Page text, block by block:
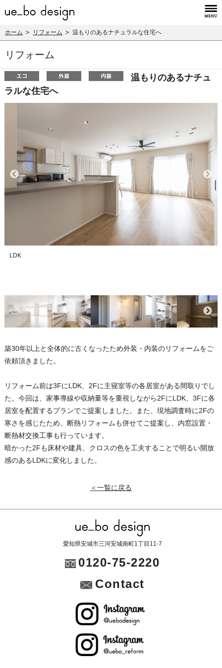
ホーム リフォーム 温もりのあるナチュラルな住宅へ
リフォーム
温もりのあるナチュ
ラルな住宅へ
LDK
築30年以上と全体的に古くなったため外装・内装のリフォームをご
依頼頂きました。
リフォーム前は3FにLDK、2Fに主寝室等の各居室がある間取りでし
た。今回は、家事導線や収納量等を重視しながら2FにLDK、3Fに各
居室を配置するプランでご提案しました。また、現地調査時に2Fの
寒さを感じたため、断熱リフォームも併せてご提案し、内窓設置・
断熱材交換工事も行っています。
暗かった2Fも床材や建具、クロスの色を工夫することで明るい開放
感のあるLDKに変化しました。
＜一覧に戻る
愛知県安城市三河安城南町1丁目11-7
0120-75-2220
Contact